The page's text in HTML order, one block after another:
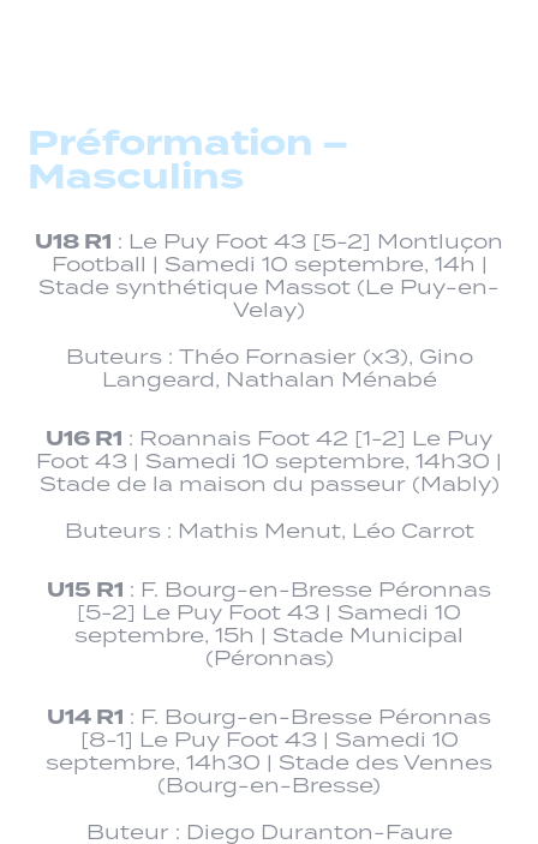
Préformation –
Masculins
U18 R1 : Le Puy Foot 43 [5-2] Montluçon
Football | Samedi 10 septembre, 14h |
Stade synthétique Massot (Le Puy-en-
Velay)
Buteurs : Théo Fornasier (x3), Gino
Langeard, Nathalan Ménabé
U16 R1 : Roannais Foot 42 [1-2] Le Puy
Foot 43 | Samedi 10 septembre, 14h30 |
Stade de la maison du passeur (Mably)
Buteurs : Mathis Menut, Léo Carrot
U15 R1 : F. Bourg-en-Bresse Péronnas
[5-2] Le Puy Foot 43 | Samedi 10
septembre, 15h | Stade Municipal
(Péronnas)
U14 R1 : F. Bourg-en-Bresse Péronnas
[8-1] Le Puy Foot 43 | Samedi 10
septembre, 14h30 | Stade des Vennes
(Bourg-en-Bresse)
Buteur : Diego Duranton-Faure